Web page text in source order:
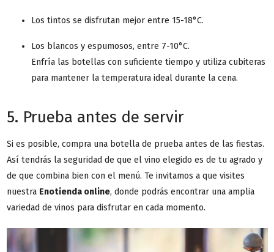
Los tintos se disfrutan mejor entre 15-18°C.
Los blancos y espumosos, entre 7-10°C.
Enfría las botellas con suficiente tiempo y utiliza cubiteras
para mantener la temperatura ideal durante la cena.
5. Prueba antes de servir
Si es posible, compra una botella de prueba antes de las fiestas.
Así tendrás la seguridad de que el vino elegido es de tu agrado y
de que combina bien con el menú. Te invitamos a que visites
nuestra Enotienda online, donde podrás encontrar una amplia
variedad de vinos para disfrutar en cada momento.